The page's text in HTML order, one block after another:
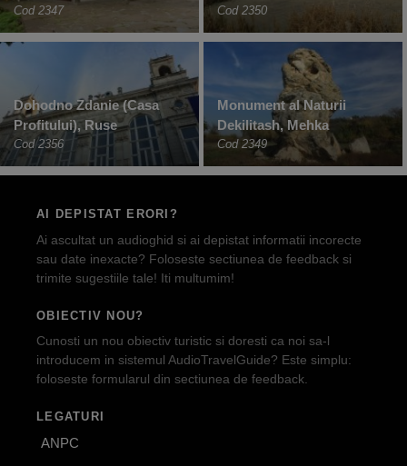
Cod 2347 Cod 2350
Dohodno Zdanie (Casa
Profitului), Ruse
Cod 2356
Monument al Naturii
Dekilitash, Mehka
Cod 2349
AI DEPISTAT ERORI?
Ai ascultat un audioghid si ai depistat informatii incorecte
sau date inexacte? Foloseste sectiunea de feedback si
trimite sugestiile tale! Iti multumim!
OBIECTIV NOU?
Cunosti un nou obiectiv turistic si doresti ca noi sa-l
introducem in sistemul AudioTravelGuide? Este simplu:
foloseste formularul din sectiunea de feedback.
LEGATURI
ANPC